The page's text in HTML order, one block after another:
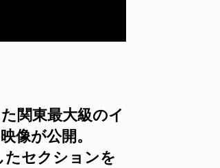
関東最大級のイ
像が公開。
セクションを